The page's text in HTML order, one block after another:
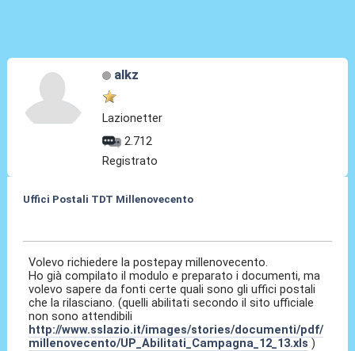
alkz
Lazionetter
2.712
Registrato
Uffici Postali TDT Millenovecento
Volevo richiedere la postepay millenovecento.
Ho già compilato il modulo e preparato i documenti, ma
volevo sapere da fonti certe quali sono gli uffici postali
che la rilasciano. (quelli abilitati secondo il sito ufficiale
non sono attendibili
http://www.sslazio.it/images/stories/documenti/pdf/
millenovecento/UP_Abilitati_Campagna_12_13.xls )